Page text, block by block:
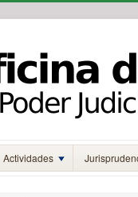
Actividades